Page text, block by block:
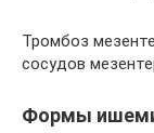
Тромбоз
сосудов
Формы